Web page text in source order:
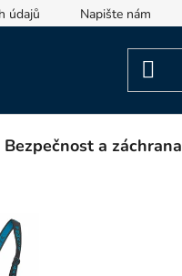
údajů Napište nám
Bezpečnost a záchrana